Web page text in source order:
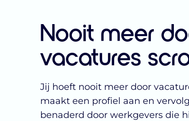
Nooit meer
vacatures
Jij hoeft nooit meer door
maakt een profiel aan en
benaderd door werkgevers die